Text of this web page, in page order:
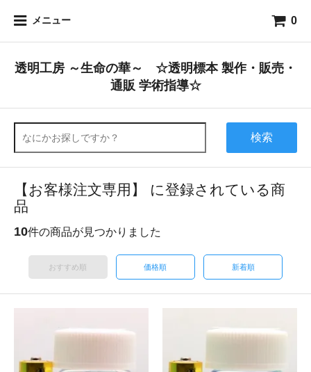
メニュー 0
透明工房 ～生命の華～ ☆透明標本 製作・販売・
通販 学術指導☆
検索
【お客様注文専用】 に登録されている商
品
10件の商品が見つかりました
おすすめ順 価格順 新着順